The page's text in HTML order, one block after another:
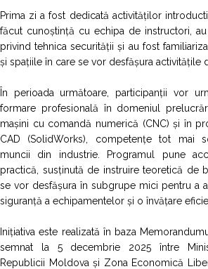
Prima zi a fost dedicată activităților
făcut cunoștință cu echipa de instructori,
privind tehnica securității și au fost
și spațiile în care se vor desfășura activitățile
În perioada următoare, participanții vor
formare profesională în domeniul
mașini cu comandă numerică (CNC) și în
CAD (SolidWorks), competențe tot mai
muncii din industrie. Programul pune
practică, susținută de instruire teoretică de
se vor desfășura în subgrupe mici pentru a
siguranță a echipamentelor și o învățare
Inițiativa este realizată în baza
semnat la 5 decembrie 2025 între
Republicii Moldova și Zona Economică